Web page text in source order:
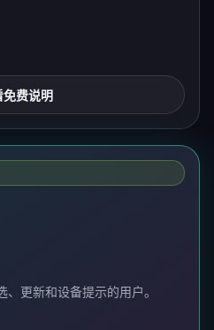
免费说明
更新和设备提示的用户。